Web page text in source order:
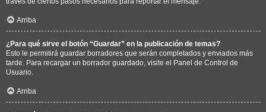
Arriba
¿Para qué sirve el botón “Guardar” en la publicación de temas?
Esto le permitirá guardar borradores que serán completados y enviados más
tarde. Para recargar un borrador guardado, visite el Panel de Control de
Usuario.
Arriba